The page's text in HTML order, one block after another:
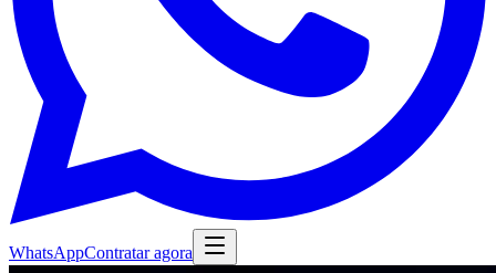
WhatsAppContratar agora